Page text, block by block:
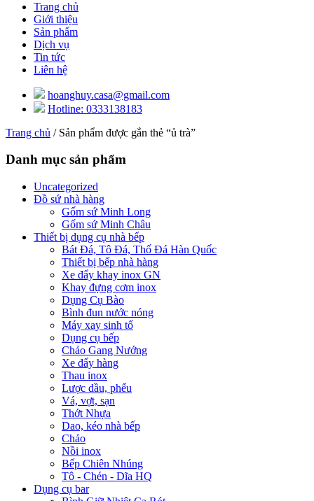
Trang chủ
Giới thiệu
Sản phẩm
Dịch vụ
Tin tức
Liên hệ
hoanghuy.casa@gmail.com
Hotline: 0333138183
Trang chủ / Sản phẩm được gắn thẻ “ủ trà”
Danh mục sản phẩm
Uncategorized
Đồ sứ nhà hàng
Gốm sứ Minh Long
Gốm sứ Minh Châu
Thiết bị dụng cụ nhà bếp
Bát Đá, Tô Đá, Thố Đá Hàn Quốc
Thiết bị bếp nhà hàng
Xe đẩy khay inox GN
Khay đựng cơm inox
Dụng Cụ Bào
Bình đun nước nóng
Máy xay sinh tố
Dụng cụ bếp
Chảo Gang Nướng
Xe đẩy hàng
Thau inox
Lược dầu, phểu
Vá, vợt, sạn
Thớt Nhựa
Dao, kéo nhà bếp
Chảo
Nồi inox
Bếp Chiên Nhúng
Tô - Chén - Dĩa HQ
Dụng cụ bar